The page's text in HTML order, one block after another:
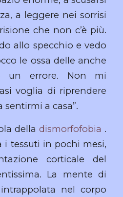
a leggere nei sorrisi
che non c’è più.
allo specchio e vedo
le ossa delle anche
un errore. Non mi
voglia di riprendere
sentirmi a casa”.
delladismorfofobia .
i tessuti in pochi mesi,
corticale del
La mente di
nel corpo